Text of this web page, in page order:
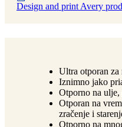
Design and print Avery
Ultra otporan za
Iznimno jako
Otporno na
Otporan na
zračenje i
Otporno na